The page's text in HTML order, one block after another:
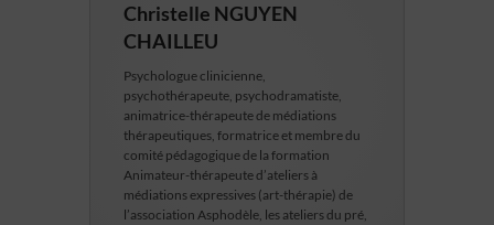
Christelle NGUYEN
CHAILLEU
Psychologue clinicienne,
psychothérapeute, psychodramatiste,
animatrice-thérapeute de médiations
thérapeutiques, formatrice et membre du
comité pédagogique de la formation
Animateur-thérapeute d’ateliers à
médiations expressives (art-thérapie) de
l’association Asphodèle, les ateliers du pré,